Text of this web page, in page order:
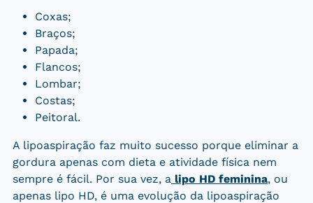
Coxas;
Braços;
Papada;
Flancos;
Lombar;
Costas;
Peitoral.
A lipoaspiração faz muito sucesso porque eliminar a
gordura apenas com dieta e atividade física nem
sempre é fácil. Por sua vez, alipo HD feminina, ou
apenas lipo HD, é uma evolução da lipoaspiração